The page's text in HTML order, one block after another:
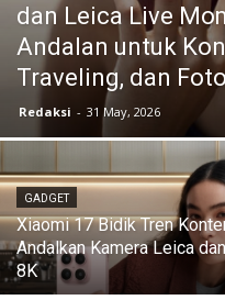
dan Leica Live
Andalan untuk
Traveling, dan
Redaksi - 31 May, 2026
GADGET
Xiaomi 17 Bidik Tren
Andalkan Kamera Leica
8K